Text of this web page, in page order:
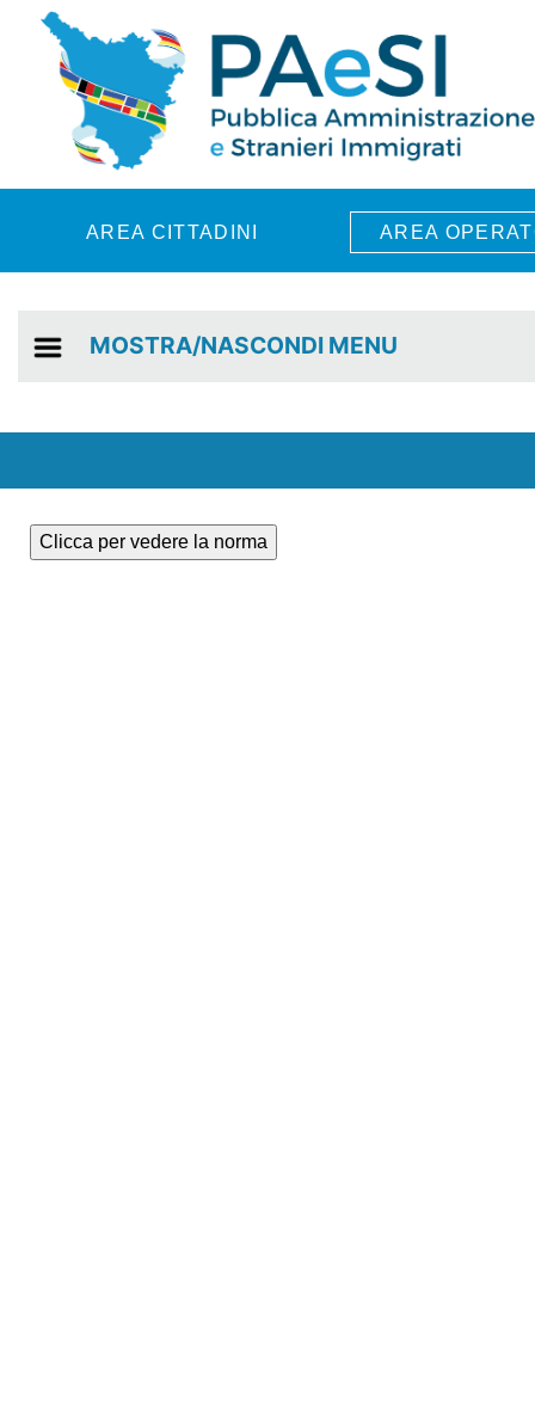
Skip to main content
AREA CITTADINI AREA
MOSTRA/NASCONDI MENU
Clicca per vedere la norma